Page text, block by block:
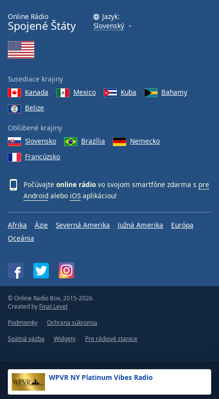
WPVR NY Platinum Vibes Radio
Online Rádio
Spojené Štáty
Jazyk:
Slovenský
Susediace krajiny
Kanada
Mexico Kuba
Bahamy
Belize
Obľúbené krajiny
Slovensko
Brazília
Nemecko
Francúzsko
Počúvajte online rádio vo svojom smartfóne zdarma s pre
Android alebo iOS aplikáciou!
Afrika Ázie Severná Amerika Južná Amerika
Európa
Oceánia
© Online Radio Box, 2015-2026.
Created by Final Level
Podmienky
Ochrana súkromia
Spätná väzba
Widgety Pre rádiové stanice